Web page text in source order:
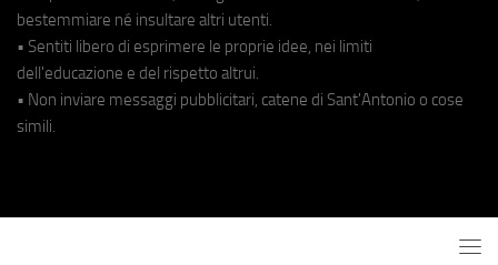
bestemmiare né insultare altri utenti.
• Sentiti libero di esprimere le proprie idee, nei limiti
dell'educazione e del rispetto altrui.
• Non inviare messaggi pubblicitari, catene di Sant'Antonio o cose
simili.